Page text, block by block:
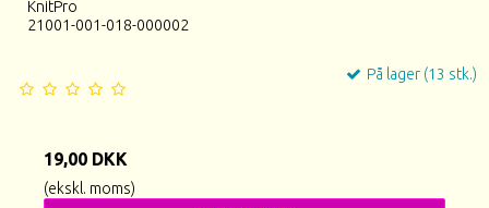
KnitPro
21001-001-018-000002
På lager (13 stk.)
19,00 DKK
(ekskl. moms)